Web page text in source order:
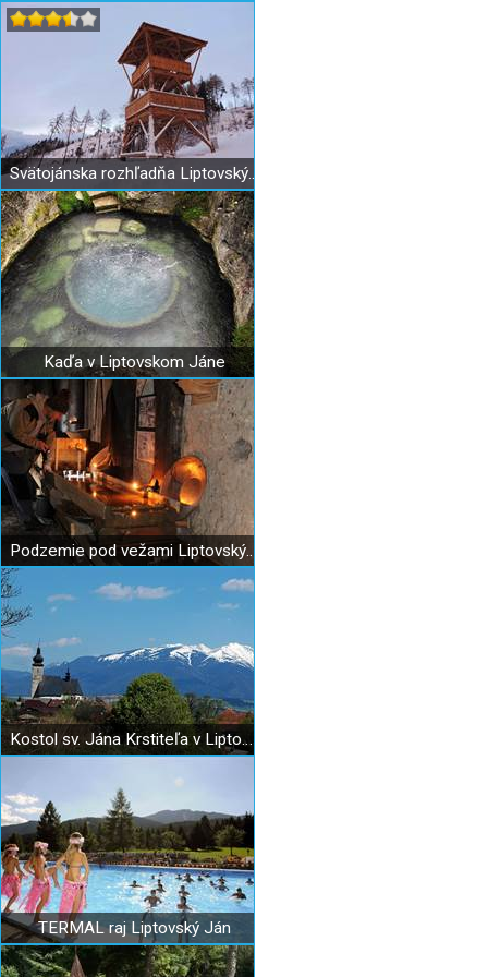
Svätojánska rozhľadňa Liptovský Ján
Kaďa v Liptovskom Jáne
Podzemie pod vežami Liptovský Ján
Kostol sv. Jána Krstiteľa v Liptovskom Jáne
TERMAL raj Liptovský Ján